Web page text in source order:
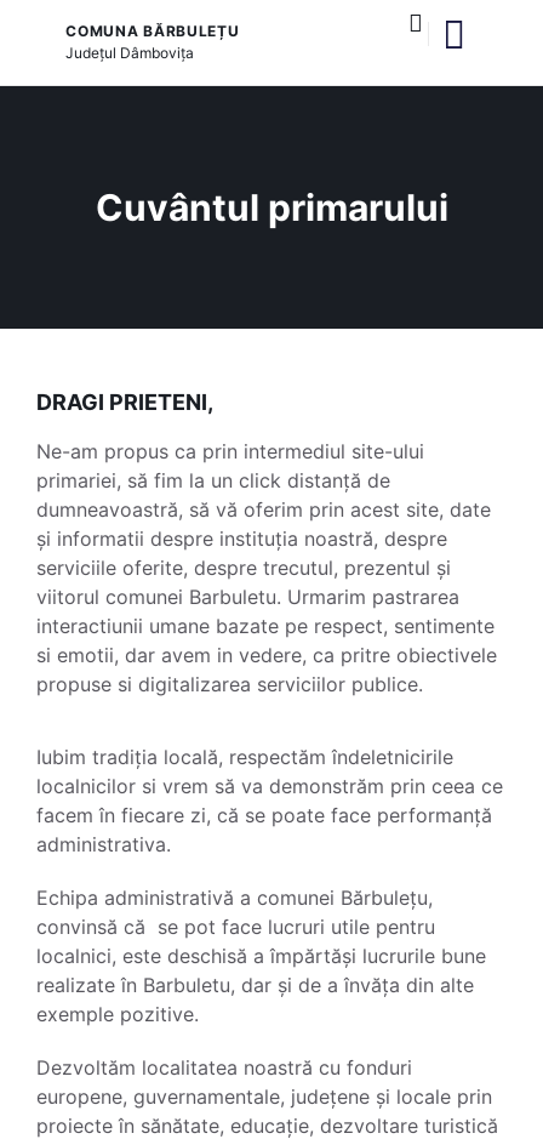
COMUNA BĂRBULEȚU
Județul Dâmbovița
Cuvântul primarului
DRAGI PRIETENI,
Ne-am propus ca prin intermediul site-ului
primariei, să fim la un click distanță de
dumneavoastră, să vă oferim prin acest site, date
și informatii despre instituția noastră, despre
serviciile oferite, despre trecutul, prezentul și
viitorul comunei Barbuletu. Urmarim pastrarea
interactiunii umane bazate pe respect, sentimente
si emotii, dar avem in vedere, ca pritre obiectivele
propuse si digitalizarea serviciilor publice.
Iubim tradiția locală, respectăm îndeletnicirile
localnicilor si vrem să va demonstrăm prin ceea ce
facem în fiecare zi, că se poate face performanță
administrativa.
Echipa administrativă a comunei Bărbulețu,
convinsă că se pot face lucruri utile pentru
localnici, este deschisă a împărtăși lucrurile bune
realizate în Barbuletu, dar și de a învăța din alte
exemple pozitive.
Dezvoltăm localitatea noastră cu fonduri
europene, guvernamentale, județene și locale prin
proiecte în sănătate, educație, dezvoltare turistică